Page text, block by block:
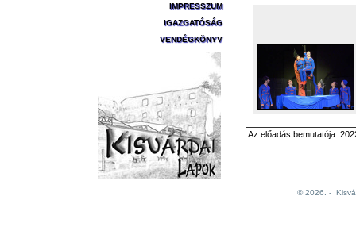
IMPRESSZUM
IGAZGATÓSÁG
VENDÉGKÖNYV
Az előadás bemutatója:
© 2026. -